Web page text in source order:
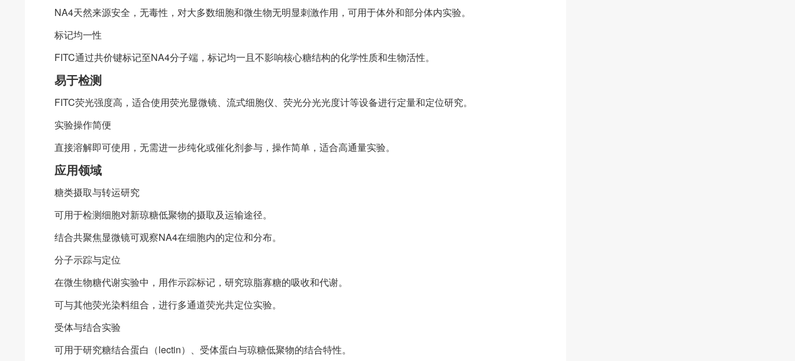
NA4天然来源安全，无毒性，对大多数细胞和微生物无明显刺激作用，可用于体外和部分体内实验。
标记均一性
FITC通过共价键标记至NA4分子端，标记均一且不影响核心糖结构的化学性质和生物活性。
易于检测
FITC荧光强度高，适合使用荧光显微镜、流式细胞仪、荧光分光光度计等设备进行定量和定位研究。
实验操作简便
直接溶解即可使用，无需进一步纯化或催化剂参与，操作简单，适合高通量实验。
应用领域
糖类摄取与转运研究
可用于检测细胞对新琼糖低聚物的摄取及运输途径。
结合共聚焦显微镜可观察NA4在细胞内的定位和分布。
分子示踪与定位
在微生物糖代谢实验中，用作示踪标记，研究琼脂寡糖的吸收和代谢。
可与其他荧光染料组合，进行多通道荧光共定位实验。
受体与结合实验
可用于研究糖结合蛋白（lectin）、受体蛋白与琼糖低聚物的结合特性。